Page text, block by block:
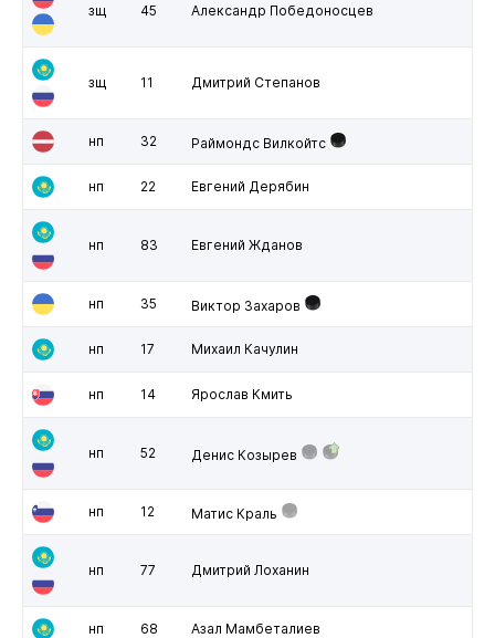
зщ 45 Александр Победоносцев
зщ 11 Дмитрий Степанов
нп 32 Раймондс Вилкойтс
нп 22 Евгений Дерябин
нп 83 Евгений Жданов
нп 35 Виктор Захаров
нп 17 Михаил Качулин
нп 14 Ярослав Кмить
нп 52 Денис Козырев
нп 12 Матис Краль
нп 77 Дмитрий Лоханин
нп 68 Азал Мамбеталиев